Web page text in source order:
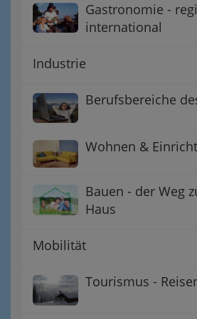
Gastronomie -
international
Industrie
Berufsbereiche
Wohnen &
Bauen - der Weg
Haus
Mobilität
Tourismus -